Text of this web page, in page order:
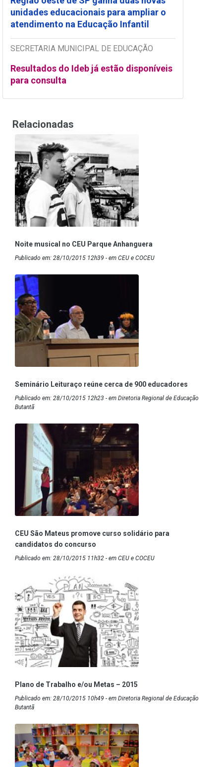
unidades educacionais para ampliar o
atendimento na Educação Infantil
SECRETARIA MUNICIPAL DE EDUCAÇÃO
Resultados do Ideb já estão disponíveis
para consulta
Relacionadas
Noite musical no CEU Parque Anhanguera
Publicado em: 28/10/2015 12h39 - em CEU e COCEU
Seminário Leituraço reúne cerca de 900 educadores
Publicado em: 28/10/2015 12h23 - em Diretoria Regional de Educação
Butantã
CEU São Mateus promove curso solidário para
candidatos do concurso
Publicado em: 28/10/2015 11h32 - em CEU e COCEU
Plano de Trabalho e/ou Metas – 2015
Publicado em: 28/10/2015 10h49 - em Diretoria Regional de Educação
Butantã